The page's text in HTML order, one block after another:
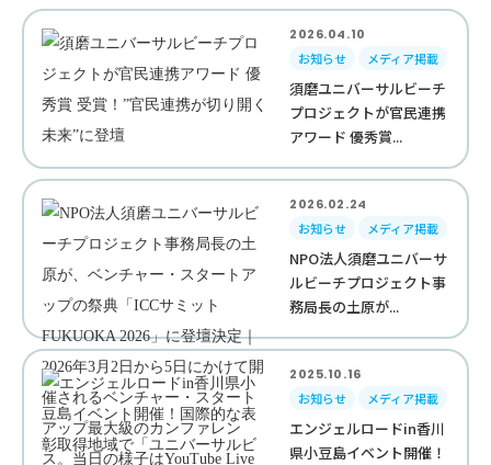
2026.04.10
お知らせ
メディア掲載
須磨ユニバーサルビーチ
プロジェクトが官民連携
アワード 優秀賞...
2026.02.24
お知らせ
メディア掲載
NPO法人須磨ユニバーサ
ルビーチプロジェクト事
務局長の土原が...
2025.10.16
お知らせ
メディア掲載
エンジェルロードin香川
県小豆島イベント開催！